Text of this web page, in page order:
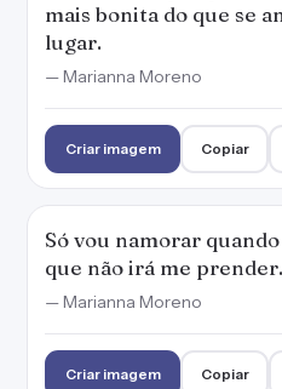
mais bonita do que se
lugar.
— Marianna Moreno
Criar imagem Copiar
Só vou namorar
que não irá me prender.
— Marianna Moreno
Criar imagem Copiar